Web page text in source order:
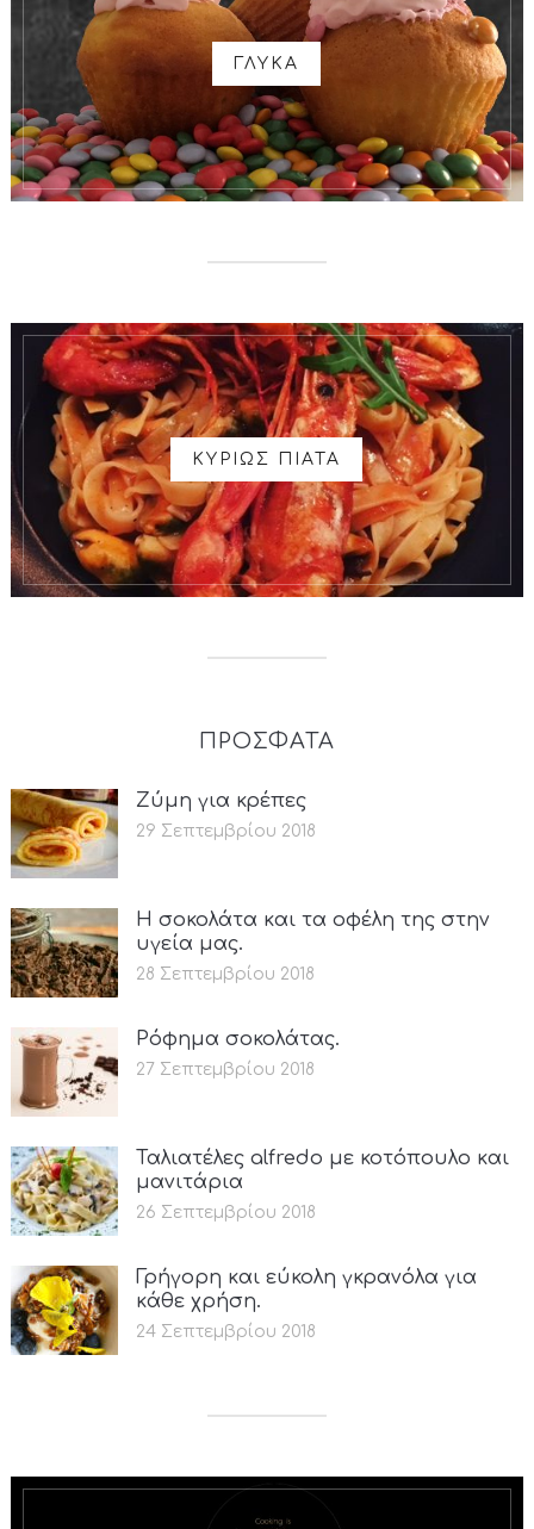
ΓΛΥΚΑ
ΚΥΡΙΩΣ ΠΙΑΤΑ
ΠΡΟΣΦΑΤΑ
Ζύμη για κρέπες
29 Σεπτεμβρίου 2018
Η σοκολάτα και τα οφέλη της στην
υγεία μας.
28 Σεπτεμβρίου 2018
Ρόφημα σοκολάτας.
27 Σεπτεμβρίου 2018
Ταλιατέλες alfredo με κοτόπουλο και
μανιτάρια
26 Σεπτεμβρίου 2018
Γρήγορη και εύκολη γκρανόλα για
κάθε χρήση.
24 Σεπτεμβρίου 2018